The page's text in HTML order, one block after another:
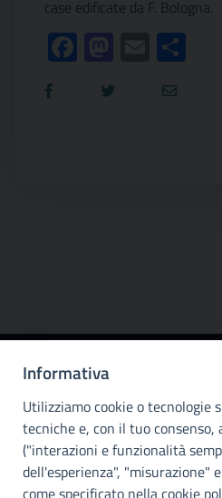
case edificate da F. Bologna.
Facebook
Mastodon
Email
Città
Palermo
INFO E CONTATTI
Informativa
Utilizziamo cookie o tecnologie
tecniche e, con il tuo
("interazioni e funzionalità
dell'esperienza", "misurazione"
come specificato nella cookie